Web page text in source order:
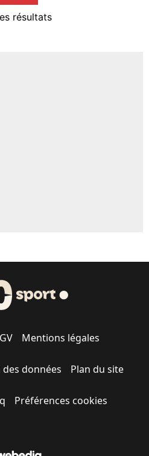
résultats
Mentions légales
données Plan du site
Préférences cookies